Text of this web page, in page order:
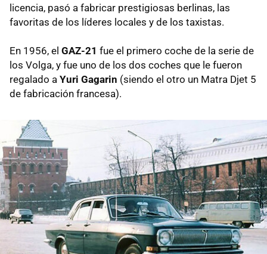
licencia, pasó a fabricar prestigiosas berlinas, las
favoritas de los líderes locales y de los taxistas.
En 1956, el GAZ-21 fue el primero coche de la serie de
los Volga, y fue uno de los dos coches que le fueron
regalado a Yuri Gagarin (siendo el otro un Matra Djet 5
de fabricación francesa).